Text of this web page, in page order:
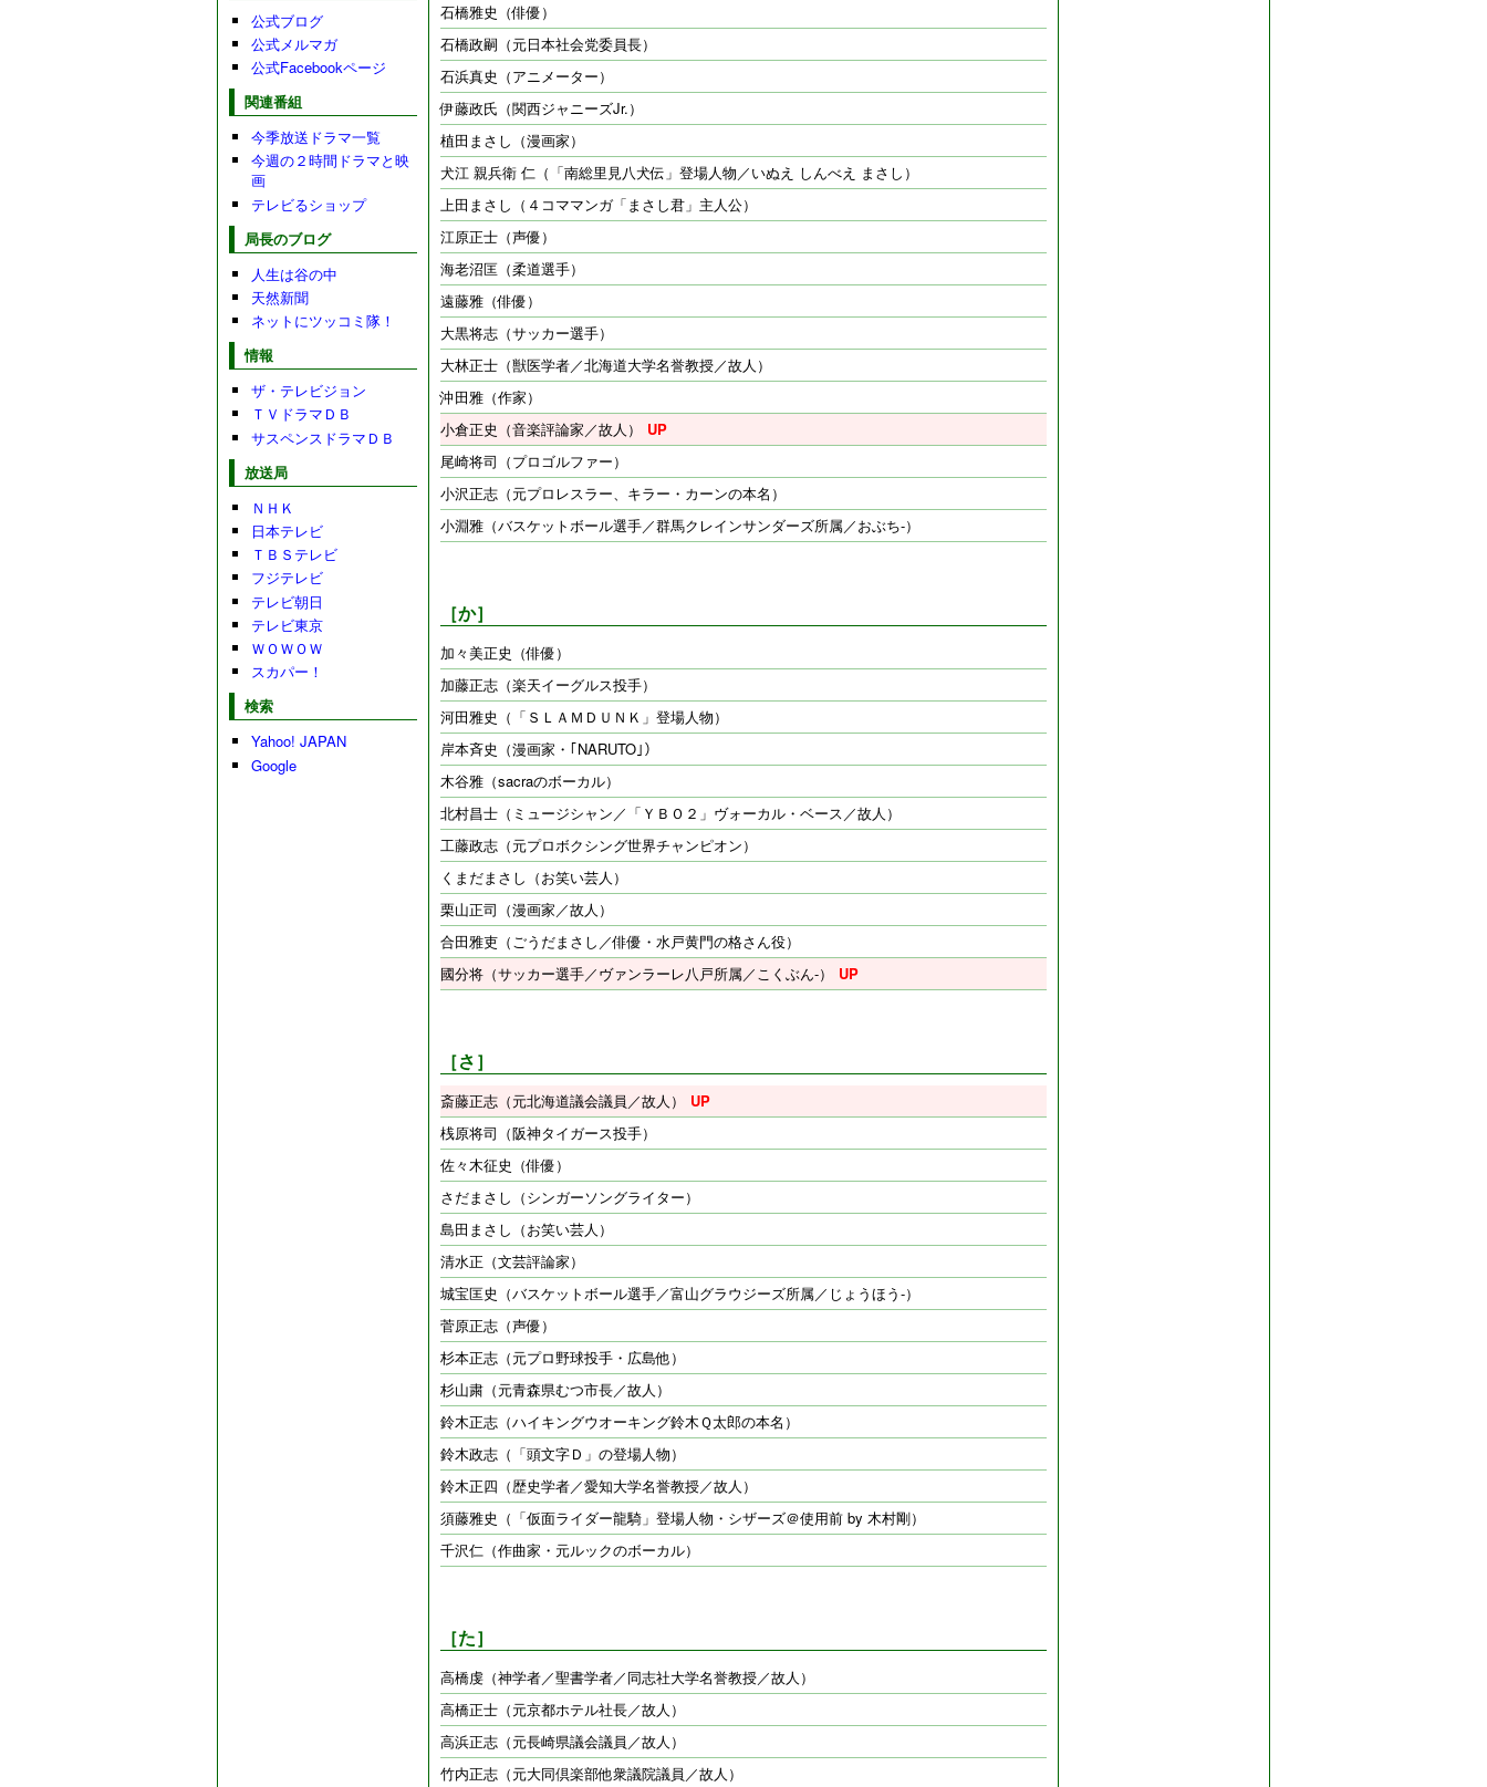
石橋雅史（俳優）
石橋政嗣（元日本社会党委員長）
石浜真史（アニメーター）
伊藤政氏（関西ジャニーズJr.）
植田まさし（漫画家）
犬江 親兵衛 仁（「南総里見八犬伝」登場人物／いぬえ しんべえ まさし）
上田まさし（４コママンガ「まさし君」主人公）
江原正士（声優）
海老沼匡（柔道選手）
遠藤雅（俳優）
大黒将志（サッカー選手）
大林正士（獣医学者／北海道大学名誉教授／故人）
沖田雅（作家）
小倉正史（音楽評論家／故人）
尾崎将司（プロゴルファー）
小沢正志（元プロレスラー、キラー・カーンの本名）
小淵雅（バスケットボール選手／群馬クレインサンダーズ所属／おぶち-）
［か］
加々美正史（俳優）
加藤正志（楽天イーグルス投手）
河田雅史（「ＳＬＡＭＤＵＮＫ」登場人物）
岸本斉史（漫画家・｢NARUTO｣）
木谷雅（sacraのボーカル）
北村昌士（ミュージシャン／「ＹＢＯ２」ヴォーカル・ベース／故人）
工藤政志（元プロボクシング世界チャンピオン）
くまだまさし（お笑い芸人）
栗山正司（漫画家／故人）
合田雅吏（ごうだまさし／俳優・水戸黄門の格さん役）
國分将（サッカー選手／ヴァンラーレ八戸所属／こくぶん-）
［さ］
斎藤正志（元北海道議会議員／故人）
桟原将司（阪神タイガース投手）
佐々木征史（俳優）
さだまさし（シンガーソングライター）
島田まさし（お笑い芸人）
清水正（文芸評論家）
城宝匡史（バスケットボール選手／富山グラウジーズ所属／じょうほう-）
菅原正志（声優）
杉本正志（元プロ野球投手・広島他）
杉山粛（元青森県むつ市長／故人）
鈴木正志（ハイキングウオーキング鈴木Ｑ太郎の本名）
鈴木政志（「頭文字Ｄ」の登場人物）
鈴木正四（歴史学者／愛知大学名誉教授／故人）
須藤雅史（「仮面ライダー龍騎」登場人物・シザーズ＠使用前 by 木村剛）
千沢仁（作曲家・元ルックのボーカル）
［た］
高橋虔（神学者／聖書学者／同志社大学名誉教授／故人）
高橋正士（元京都ホテル社長／故人）
高浜正志（元長崎県議会議員／故人）
竹内正志（元大同倶楽部他衆議院議員／故人）
公式ブログ
公式メルマガ
公式Facebookページ
関連番組
今季放送ドラマ一覧
今週の２時間ドラマと映
画
テレビるショップ
局長のブログ
人生は谷の中
天然新聞
ネットにツッコミ隊！
情報
ザ・テレビジョン
ＴＶドラマＤＢ
サスペンスドラマＤＢ
放送局
ＮＨＫ
日本テレビ
ＴＢＳテレビ
フジテレビ
テレビ朝日
テレビ東京
ＷＯＷＯＷ
スカパー！
検索
Yahoo! JAPAN
Google